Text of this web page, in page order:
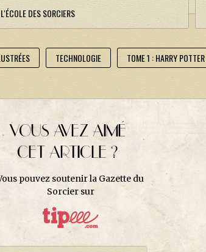
DES SORCIERS
TECHNOLOGIE TOME 1 : HARRY
VOUS AVEZ AIMÉ
CET ARTICLE ?
pouvez soutenir la Gazette du
Sorcier sur